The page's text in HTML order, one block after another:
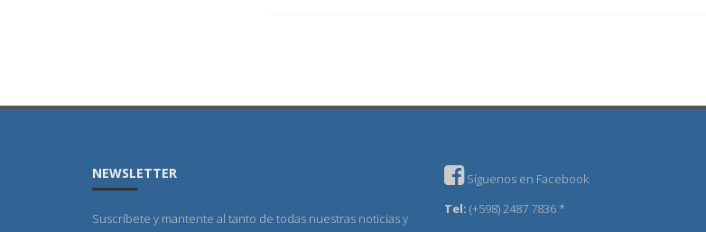
NEWSLETTER
Suscríbete y mantente al tanto de todas nuestras noticias y
Síguenos en Facebook
Tel: (+598) 2487 7836 *